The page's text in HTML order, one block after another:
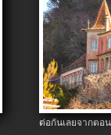
ต่อกันเลยจากต